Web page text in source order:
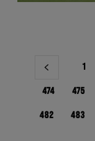
1
474 475
482 483